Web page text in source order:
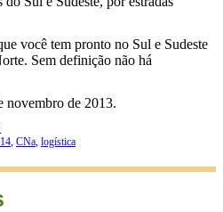
você tem pronto no Sul e Sudeste
Sem definição não há
novembro de 2013.
, CNa, logística